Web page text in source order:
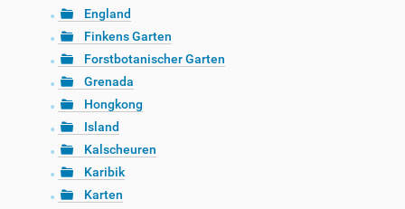
England
Finkens Garten
Forstbotanischer Garten
Grenada
Hongkong
Island
Kalscheuren
Karibik
Karten